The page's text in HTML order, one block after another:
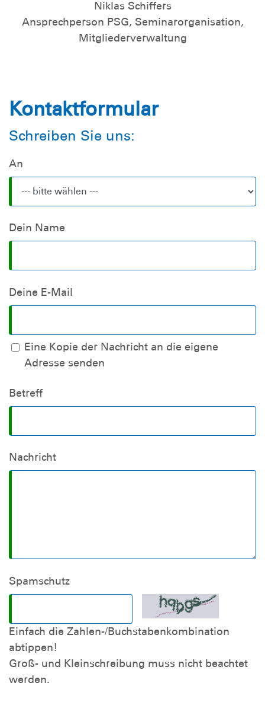
Niklas Schiffers
Ansprechperson PSG, Seminarorganisation,
Mitgliederverwaltung
Kontaktformular
Schreiben Sie uns:
An
Dein Name
Deine E-Mail
Eine Kopie der Nachricht an die eigene
Adresse senden
Betreff
Nachricht
Spamschutz
Einfach die Zahlen-/Buchstabenkombination
abtippen!
Groß- und Kleinschreibung muss nicht beachtet
werden.